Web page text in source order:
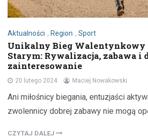
Aktualności , Region , Sport
Unikalny Bieg Walentynkowy
Starym: Rywalizacja, zabawa i
zainteresowanie
20 lutego 2024 Maciej Nowakowski
Ani miłośnicy biegania, entuzjaści
zwolennicy dobrej zabawy nie mogą
CZYTAJ DALEJ